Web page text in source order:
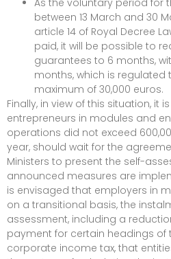
between 13 March and 30
article 14 of Royal Decree
paid, it will be possible to
guarantees to 6 months,
months, which is regulated
maximum of 30,000 euros.
Finally, in view of this situation, it
entrepreneurs in modules and
operations did not exceed
year, should wait for the
Ministers to present the self-
announced measures are
is envisaged that employers in
on a transitional basis, the
assessment, including a
payment for certain headings of
corporate income tax, that